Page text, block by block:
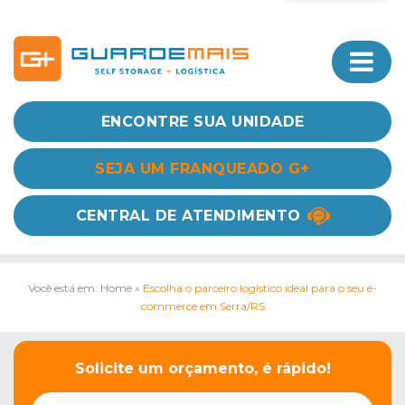
ENCONTRE SUA UNIDADE
SEJA UM FRANQUEADO G+
CENTRAL DE ATENDIMENTO
Você está em: Home » Escolha o parceiro logístico ideal para o seu e-
commerce em Serra/RS
Solicite um orçamento, é rápido!